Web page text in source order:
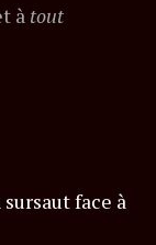
à tout
face à